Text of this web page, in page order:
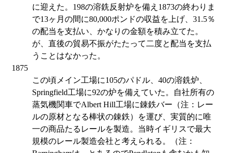
に迎えた。198の溶銑反射炉を備え1873の終わりま
で13ヶ月の間に80,000ポンドの収益を上げ、31.5％
の配当を支払い、かなりの金額を積み立てた。
が、直後の貿易不振がたたって二度と配当を支払
うことはなかった。
1875
この頃メイン工場に105のパドル、40の溶銑炉、
Springfield工場に92の炉を備えていた。自社所有の
蒸気機関車でAlbert Hill工場に錬鉄バー（注：レー
ルの原材となる棒状の錬鉄）を運び、実質的に唯
一の商品たるレールを製造。当時イギリスで最大
規模のレール製造会社と考えられる。（注：